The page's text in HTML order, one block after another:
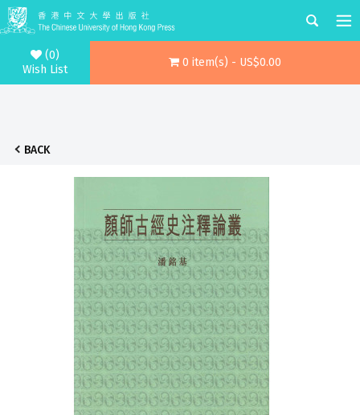
(0)
Wish List
0 item(s) - US$0.00
BACK